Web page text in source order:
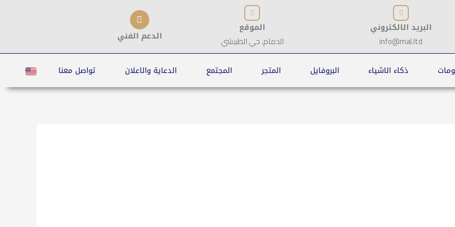
البريد الالكتروني
info@mal.ltd
الموقع
الدمام، حي الطبيشي الدعم الفني
ذكاء الاشياء البروفايل المتجر المجتمع الدعاية والاعلان تواصل معنا